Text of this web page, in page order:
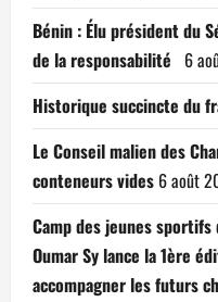
Bénin : Élu président du
de la responsabilité 6
Historique succincte du
Le Conseil malien des
conteneurs vides 6 août
Camp des jeunes sportifs
Oumar Sy lance la 1ère
accompagner les futurs